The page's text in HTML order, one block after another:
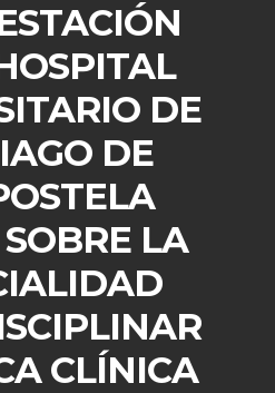
DE
DE
LA
CLÍNICA